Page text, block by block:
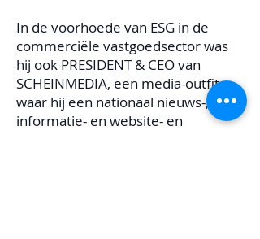
In de voorhoede van ESG in de
commerciële vastgoedsector was
hij ook PRESIDENT & CEO van
SCHEINMEDIA, een media-outfit
waar hij een nationaal nieuws-,
informatie- en website- en